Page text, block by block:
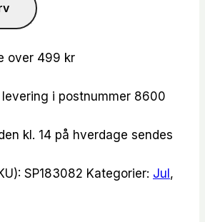
over 499 kr
i postnummer 8600
kl. 14 på hverdage sendes
SP183082 Kategorier: Jul ,